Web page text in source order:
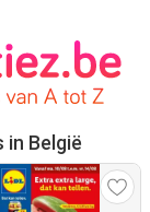
België